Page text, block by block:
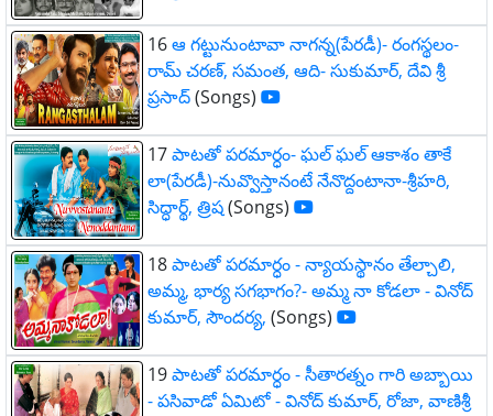
16ఆ గట్టునుంటావా నాగన్న(పేరడీ)- రంగస్థలం-
రామ్ చరణ్, సమంత, ఆది- సుకుమార్, దేవి శ్రీ
ప్రసాద్(Songs)
17పాటతో పరమార్ధం- ఘల్ ఘల్ ఆకాశం తాకే
లా(పేరడీ)-నువ్వొస్తానంటే నేనొద్దంటానా-శ్రీహరి,
సిద్ధార్థ్, త్రిష(Songs)
18పాటతో పరమార్ధం - న్యాయస్థానం తేల్చాలి,
అమ్మ, భార్య సగభాగం?- అమ్మ నా కోడలా - వినోద్
కుమార్, సౌందర్య, (Songs)
19పాటతో పరమార్ధం - సీతారత్నం గారి అబ్బాయి
- పసివాడో ఏమిటో - వినోద్ కుమార్, రోజా, వాణిశ్రీ